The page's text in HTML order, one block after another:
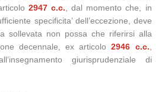
2947 c.c. , dal momento che, in
specificita’ dell’eccezione, deve
sollevata non possa che riferirsi alla
decennale, ex articolo2946 c.c.
giurisprudenziale di